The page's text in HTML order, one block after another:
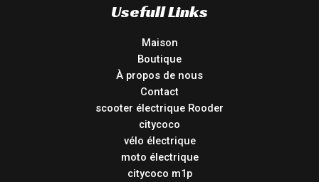
Usefull Links
Maison
Boutique
À propos de nous
Contact
scooter électrique Rooder
citycoco
vélo électrique
moto électrique
citycoco m1p